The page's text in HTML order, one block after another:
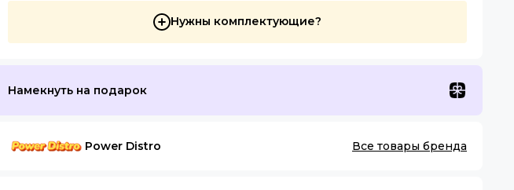
Нужны комплектующие?
Намекнуть на подарок
Power Distro Все товары бренда